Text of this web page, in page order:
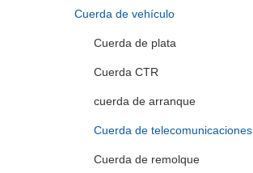
Cuerda de vehículo
Cuerda de plata
Cuerda CTR
cuerda de arranque
Cuerda de telecomunicaciones
Cuerda de remolque